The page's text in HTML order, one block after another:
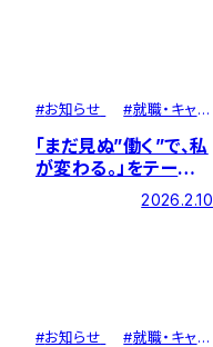
#お知らせ #就職・キャリ
「まだ見ぬ”働く”で、私
が変わる。」をテーマに
キャリアイベント
「Bridge To the
2026.2.10
#お知らせ #就職・キャリ